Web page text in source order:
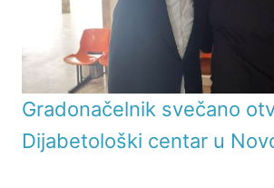
Gradonačelnik svečano
Dijabetološki centar u